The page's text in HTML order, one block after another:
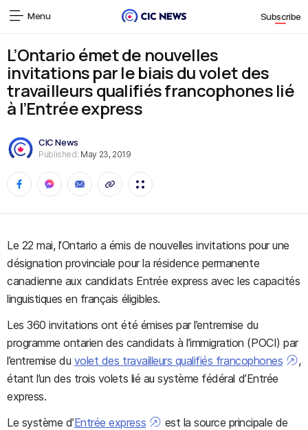
Menu Subscribe
L’Ontario émet de nouvelles
invitations par le biais du volet des
travailleurs qualifiés francophones lié
à l’Entrée express
CIC News
Published: May 23, 2019
Le 22 mai, l’Ontario a émis de nouvelles invitations pour une
désignation provinciale pour la résidence permanente
canadienne aux candidats Entrée express avec les capacités
linguistiques en français éligibles.
Les 360 invitations ont été émises par l’entremise du
programme ontarien des candidats à l’immigration (POCI) par
l’entremise du volet des travailleurs qualifiés francophones
,
étant l’un des trois volets lié au système fédéral d’Entrée
express.
Le système d’Entrée express
est la source principale de